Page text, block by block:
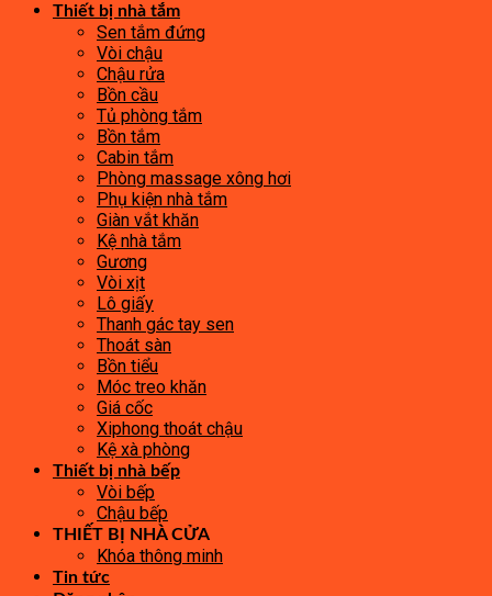
Thiết bị nhà tắm
Sen tắm đứng
Vòi chậu
Chậu rửa
Bồn cầu
Tủ phòng tắm
Bồn tắm
Cabin tắm
Phòng massage xông hơi
Phụ kiện nhà tắm
Giàn vắt khăn
Kệ nhà tắm
Gương
Vòi xịt
Lô giấy
Thanh gác tay sen
Thoát sàn
Bồn tiểu
Móc treo khăn
Giá cốc
Xiphong thoát chậu
Kệ xà phòng
Thiết bị nhà bếp
Vòi bếp
Chậu bếp
THIẾT BỊ NHÀ CỬA
Khóa thông minh
Tin tức